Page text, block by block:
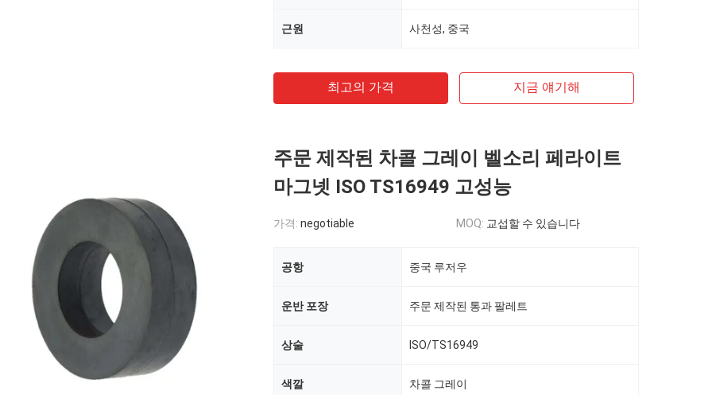
근원 사천성, 중국
최고의 가격 지금 얘기해
주문 제작된 차콜 그레이 벨소리 페라이트
마그넷 ISO TS16949 고성능
가격: negotiable MOQ: 교섭할 수 있습니다
공항 중국 루저우
운반 포장 주문 제작된 통과 팔레트
상술 ISO/TS16949
색깔 차콜 그레이